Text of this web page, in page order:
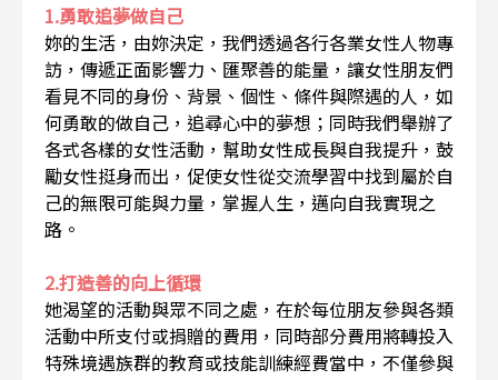
1.勇敢追夢做自己
妳的生活，由妳決定，我們透過各行各業女性人物專
訪，傳遞正面影響力、匯聚善的能量，讓女性朋友們
看見不同的身份、背景、個性、條件與際遇的人，如
何勇敢的做自己，追尋心中的夢想；同時我們舉辦了
各式各樣的女性活動，幫助女性成長與自我提升，鼓
勵女性挺身而出，促使女性從交流學習中找到屬於自
己的無限可能與力量，掌握人生，邁向自我實現之
路。
2.打造善的向上循環
她渴望的活動與眾不同之處，在於每位朋友參與各類
活動中所支付或捐贈的費用，同時部分費用將轉投入
特殊境遇族群的教育或技能訓練經費當中，不僅參與